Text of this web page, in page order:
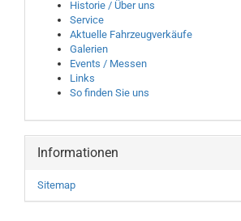
Historie / Über uns
Service
Aktuelle Fahrzeugverkäufe
Galerien
Events / Messen
Links
So finden Sie uns
Informationen
Sitemap